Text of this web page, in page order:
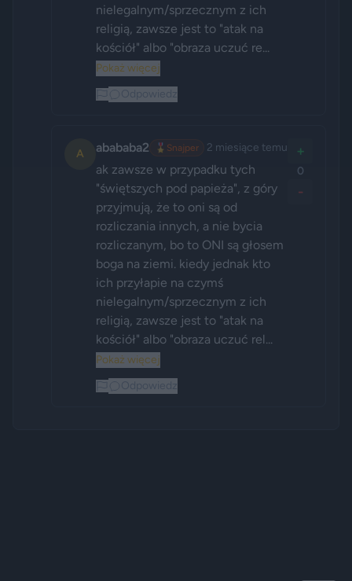
nielegalnym/sprzecznym z ich
religią, zawsze jest to "atak na
kościół" albo "obraza uczuć re...
Pokaż więcej
A abababa2 🎖️ Snajper 2 miesiące temu
ak zawsze w przypadku tych
"świętszych pod papieża", z góry
przyjmują, że to oni są od
rozliczania innych, a nie bycia
rozliczanym, bo to ONI są głosem
boga na ziemi. kiedy jednak kto
ich przyłapie na czymś
nielegalnym/sprzecznym z ich
religią, zawsze jest to "atak na
kościół" albo "obraza uczuć rel...
Pokaż więcej
+
0
-